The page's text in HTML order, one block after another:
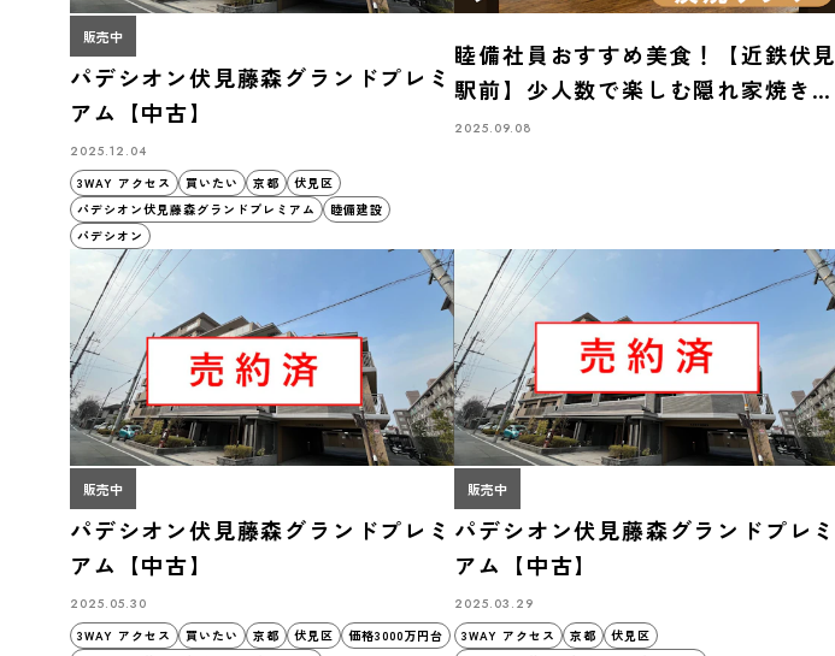
販売中
パデシオン伏見藤森グランドプレミ
アム【中古】
2025.12.04
3WAY アクセス
買いたい 京都
伏見区
パデシオン伏見藤森グランドプレミアム
睦備建設
パデシオン
睦備社員おすすめ美食！【近鉄伏見
駅前】少人数で楽しむ隠れ家焼き鳥
店「炭焼ウチワ」で至福の夜
2025.09.08
販売中
パデシオン伏見藤森グランドプレミ
アム【中古】
2025.05.30
3WAY アクセス
買いたい 京都 伏見区
価格3000万円台
販売中
パデシオン伏見藤森グランドプレミ
アム【中古】
2025.03.29
3WAY アクセス
京都
伏見区